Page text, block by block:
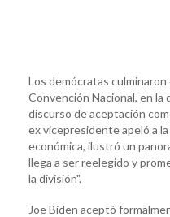
Los demócratas
Convención Nacional, en la
discurso de aceptación
ex vicepresidente apeló a
económica, ilustró un
llega a ser reelegido y
la división".
Joe Biden aceptó